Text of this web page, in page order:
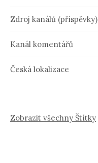
Zdroj kanálů (příspěvky)
Kanál komentářů
Česká lokalizace
Zobrazit všechny Štítky